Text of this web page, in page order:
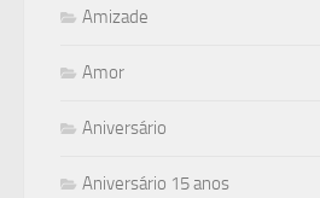
Amizade
Amor
Aniversário
Aniversário 15 anos